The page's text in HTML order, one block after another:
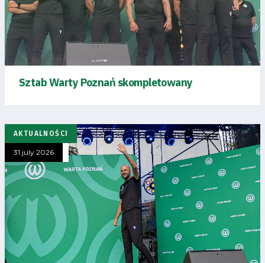
Sztab Warty Poznań skompletowany
AKTUALNOŚCI
31 july 2026